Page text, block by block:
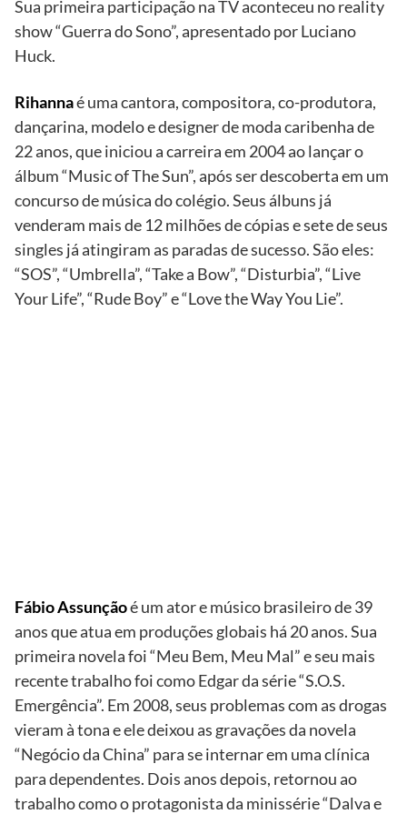
Sua primeira participação na TV aconteceu no reality
show “Guerra do Sono”, apresentado por Luciano
Huck.
Rihannaé uma cantora, compositora, co-produtora,
dançarina, modelo e designer de moda caribenha de
22 anos, que iniciou a carreira em 2004 ao lançar o
álbum “Music of The Sun”, após ser descoberta em um
concurso de música do colégio. Seus álbuns já
venderam mais de 12 milhões de cópias e sete de seus
singles já atingiram as paradas de sucesso. São eles:
“SOS”, “Umbrella”, “Take a Bow”, “Disturbia”, “Live
Your Life”, “Rude Boy” e “Love the Way You Lie”.
Fábio Assunçãoé um ator e músico brasileiro de 39
anos que atua em produções globais há 20 anos. Sua
primeira novela foi “Meu Bem, Meu Mal” e seu mais
recente trabalho foi como Edgar da série “S.O.S.
Emergência”. Em 2008, seus problemas com as drogas
vieram à tona e ele deixou as gravações da novela
“Negócio da China” para se internar em uma clínica
para dependentes. Dois anos depois, retornou ao
trabalho como o protagonista da minissérie “Dalva e